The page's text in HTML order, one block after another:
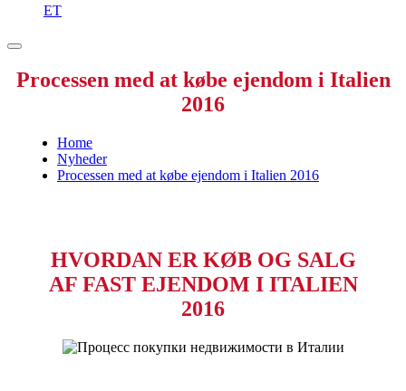
ET
Processen med at købe ejendom i Italien
2016
Home
Nyheder
Processen med at købe ejendom i Italien 2016
HVORDAN ER KØB OG SALG
AF FAST EJENDOM I ITALIEN
2016